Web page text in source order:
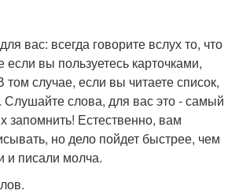
вас: всегда говорите вслух то, что
если вы пользуетесь карточками,
том случае, если вы читаете список,
Слушайте слова, для вас это - самый
запомнить! Естественно, вам
но дело пойдет быстрее, чем
и писали молча.